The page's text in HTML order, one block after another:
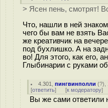
> Ясен пень, смотрят!
Что, нашли в ней
чего бы вам не взять
же креативчик на
под бухлишко. А на
во! Для этого, как его,
Глыбинарии с руками
4.301 ,пингвинполли (?),
[ответить] [к модератору]
Вы же сами ответили